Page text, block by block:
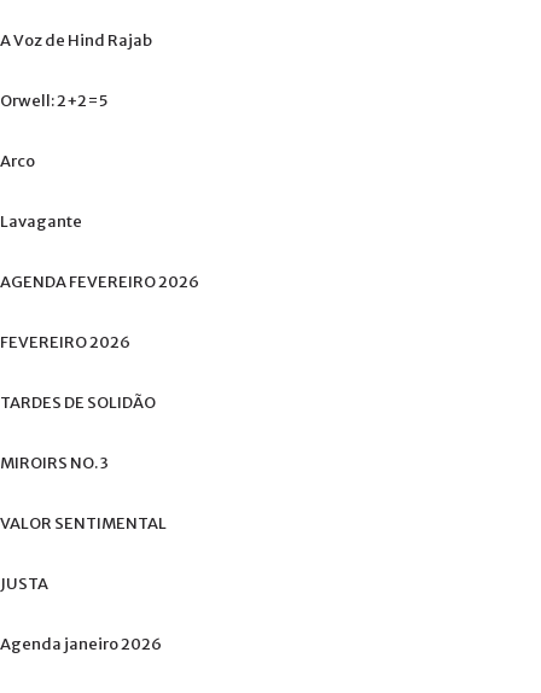
AVozde Hind Rajab
Orwell:2+2=5
Arco
Lavagante
AGENDAFEVEREIRO2026
FEVEREIRO2026
TARDES DE SOLIDÃO
MIROIRS NO.3
VALOR SENTIMENTAL
JUSTA
Agenda janeiro2026